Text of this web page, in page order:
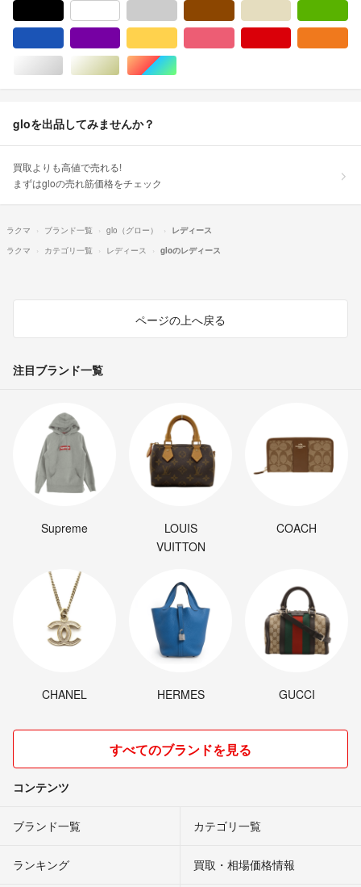
シルバー/銀色系ゴールド/金色系マルチカラー
gloを出品してみませんか？
買取よりも高値で売れる!
まずはgloの売れ筋価格をチェック
ラクマ ブランド一覧 glo（グロー）
レディース
ラクマ
カテゴリ一覧 レディース gloのレディース
ページの上へ戻る
注目ブランド一覧
Supreme
LOUIS
VUITTON
COACH
CHANEL HERMES GUCCI
すべてのブランドを見る
コンテンツ
ブランド一覧 カテゴリ一覧
ランキング 買取・相場価格情報